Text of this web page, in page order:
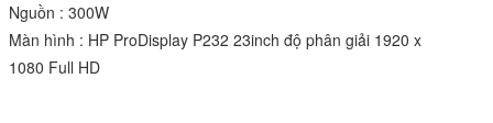
Nguồn : 300W
Màn hình : HP ProDisplay P232 23inch độ phân giải 1920 x
1080 Full HD